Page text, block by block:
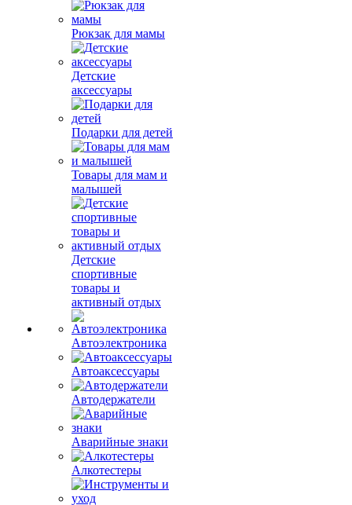
Рюкзак для мамы
Детские
аксессуары
Подарки для детей
Товары для мам и
малышей
Детские
спортивные
товары и
активный отдых
Автоэлектроника
Автоаксессуары
Автодержатели
Аварийные знаки
Алкотестеры